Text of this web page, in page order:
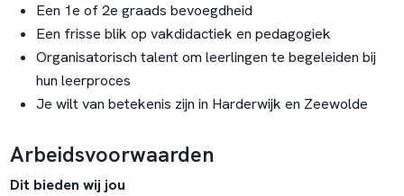
Een 1e of 2e graads bevoegdheid
Een frisse blik op vakdidactiek en pedagogiek
Organisatorisch talent om leerlingen te begeleiden bij
hun leerproces
Je wilt van betekenis zijn in Harderwijk en Zeewolde
Arbeidsvoorwaarden
Dit bieden wij jou